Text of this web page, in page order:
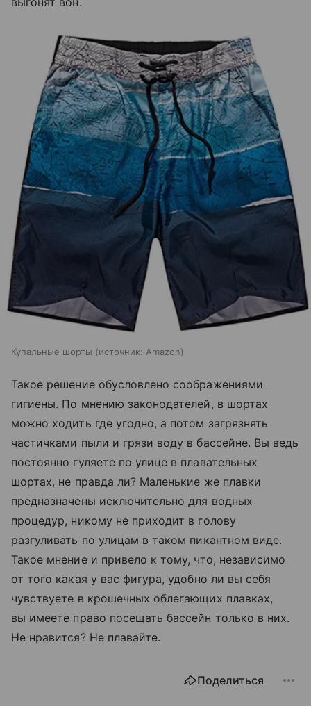
Купальные шорты источник: Amazon
Такое решение обусловлено соображениями
гигиены. По мнению законодателей, в шортах
можно ходить где угодно, а потом загрязнять
частичками пыли и грязи воду в бассейне. Вы ведь
постоянно гуляете по улице в плавательных
шортах, не правда ли? Маленькие же плавки
предназначены исключительно для водных
процедур, никому не приходит в голову
разгуливать по улицам в таком пикантном виде.
Такое мнение и привело к тому, что, независимо
от того какая у вас фигура, удобно ли вы себя
чувствуете в крошечных облегающих плавках,
вы имеете право посещать бассейн только в них.
Не нравится? Не плавайте.
Поделиться